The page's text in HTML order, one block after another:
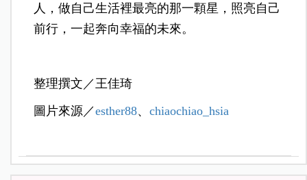
人，做自己生活裡最亮的那一顆星，照亮自己
前行，一起奔向幸福的未來。
整理撰文／王佳琦
圖片來源／esther88、chiaochiao_hsia